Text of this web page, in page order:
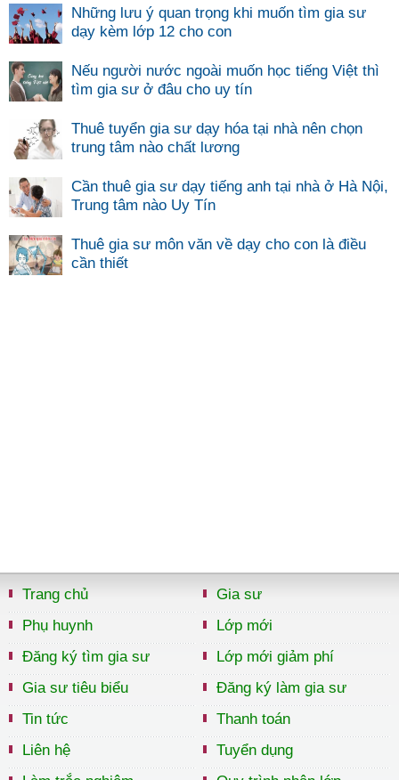
Những lưu ý quan trọng khi muốn tìm gia sư
dạy kèm lớp 12 cho con
Nếu người nước ngoài muốn học tiếng Việt thì
tìm gia sư ở đâu cho uy tín
Thuê tuyển gia sư dạy hóa tại nhà nên chọn
trung tâm nào chất lương
Cần thuê gia sư dạy tiếng anh tại nhà ở Hà Nội,
Trung tâm nào Uy Tín
Thuê gia sư môn văn về dạy cho con là điều
cần thiết
Trang chủ
Phụ huynh
Đăng ký tìm gia sư
Gia sư tiêu biểu
Tin tức
Liên hệ
Gia sư
Lớp mới
Lớp mới giảm phí
Đăng ký làm gia sư
Thanh toán
Tuyển dụng